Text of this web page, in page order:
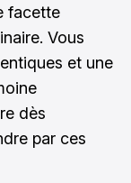
facette
Vous
et une
dès
par ces